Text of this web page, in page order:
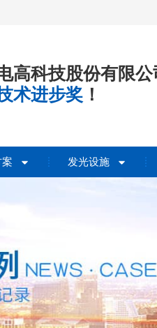
高科技股份有限公
术进步奖 ！
发光设施